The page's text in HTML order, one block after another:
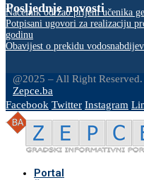
Posljednje novosti
Načelnik održao prijem učenika
Potpisani ugovori za realizaciju
godinu
Obavijest o prekidu
@2025 – All Right
Zepce.ba
Facebook Twitter Instagram
Portal